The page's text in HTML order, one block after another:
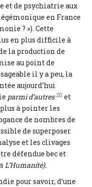
et de psychiatrie aux
en France
? »). Cette
en plus difficile à
la production de
au point de
il y a peu, la
aujourd’hui
parmi d’autres 20 et
à pointer les
de nombres de
de superposer
et les clivages
défendue bec et
L’Humanité).
pour savoir, d’une